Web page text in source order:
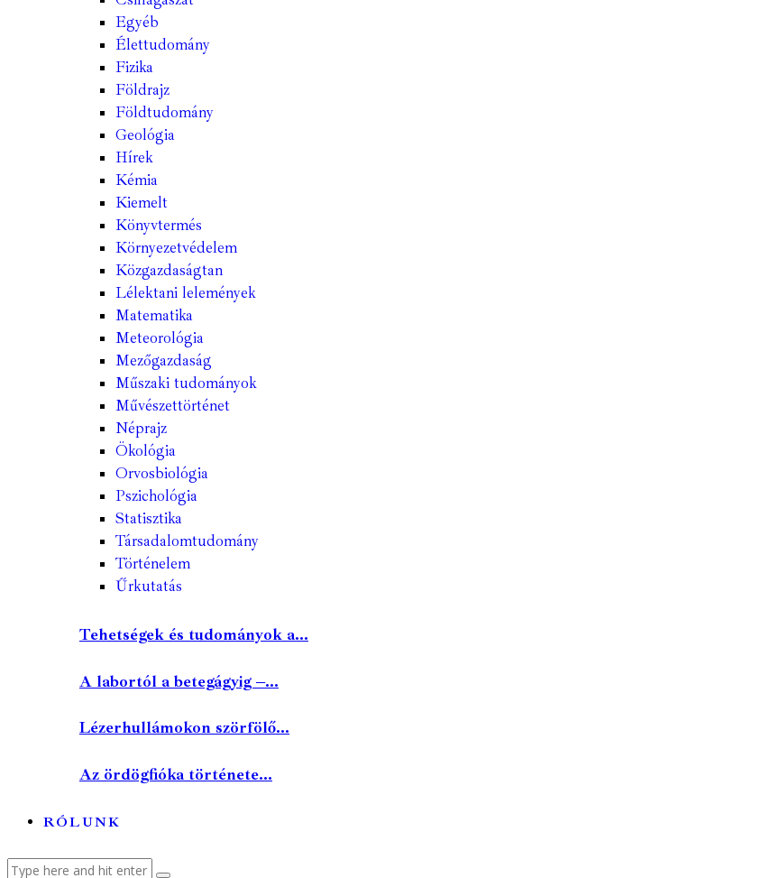
Egyéb
Élettudomány
Fizika
Földrajz
Földtudomány
Geológia
Hírek
Kémia
Kiemelt
Könyvtermés
Környezetvédelem
Közgazdaságtan
Lélektani lelemények
Matematika
Meteorológia
Mezőgazdaság
Műszaki tudományok
Művészettörténet
Néprajz
Ökológia
Orvosbiológia
Pszichológia
Statisztika
Társadalomtudomány
Történelem
Űrkutatás
Tehetségek és tudományok a...
A labortól a betegágyig –...
Lézerhullámokon szörfölő...
Az ördögfióka története...
RÓLUNK